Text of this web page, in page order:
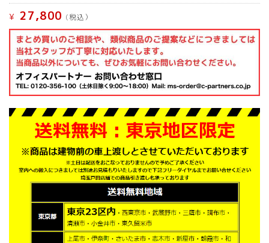
¥ 27,800 (税込）